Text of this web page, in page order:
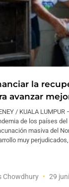
la
avanzar
/ KUALA
de los países
masiva del
muy
Chowdhury 29